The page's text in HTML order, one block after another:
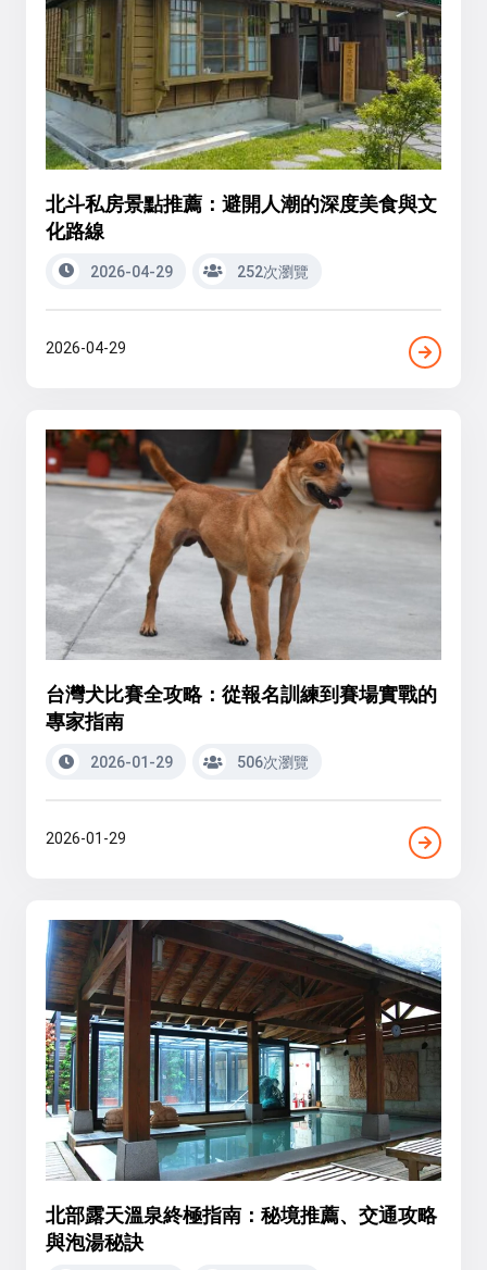
北斗私房景點推薦：避開人潮的深度美食與文
化路線
2026-04-29 252次瀏覽
2026-04-29
台灣犬比賽全攻略：從報名訓練到賽場實戰的
專家指南
2026-01-29 506次瀏覽
2026-01-29
北部露天溫泉終極指南：秘境推薦、交通攻略
與泡湯秘訣